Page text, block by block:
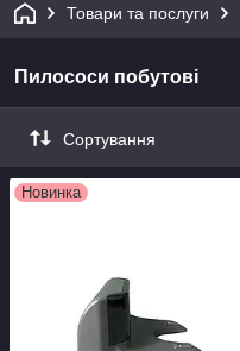
Товари та послуги
Пилососи побутові
Сортування
Новинка